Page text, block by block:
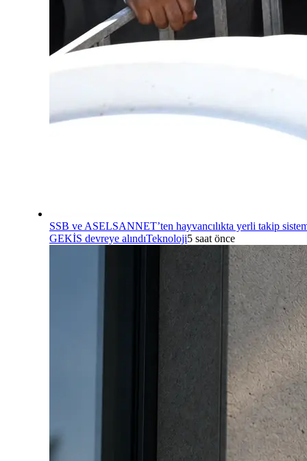
SSB ve ASELSANNET’ten hayvancılıkta yerli takip
GEKİS devreye alındıTeknoloji5 saat önce